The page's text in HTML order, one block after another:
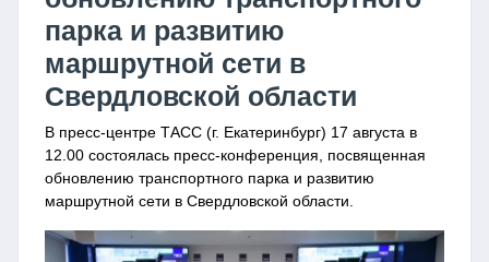
парка и развитию
маршрутной сети в
Свердловской области
В пресс-центре ТАСС (г. Екатеринбург) 17 августа в
12.00 состоялась пресс-конференция, посвященная
обновлению транспортного парка и развитию
маршрутной сети в Свердловской области.